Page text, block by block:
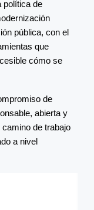
política de
pública, con el
que
cómo se
de
abierta y
de trabajo
a nivel